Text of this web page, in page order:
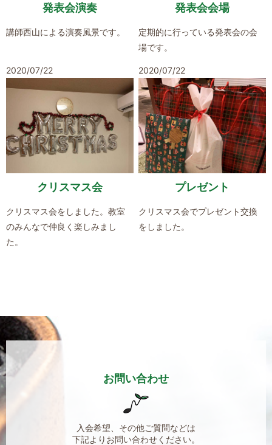
発表会演奏
講師西山による演奏風景です。
発表会会場
定期的に行っている発表会の会
場です。
2020/07/22
クリスマス会
クリスマス会をしました。教室
のみんなで仲良く楽しみまし
た。
2020/07/22
プレゼント
クリスマス会でプレゼント交換
をしました。
お問い合わせ
入会希望、その他ご質問などは
下記よりお問い合わせください。